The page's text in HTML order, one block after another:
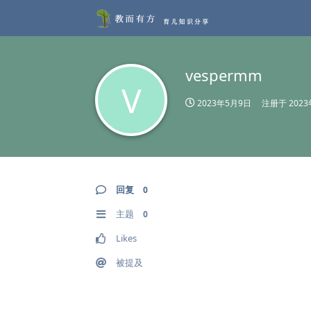
V
vespermm
2023年5月9日 注册于2023
回复 0
主题 0
Likes
被提及